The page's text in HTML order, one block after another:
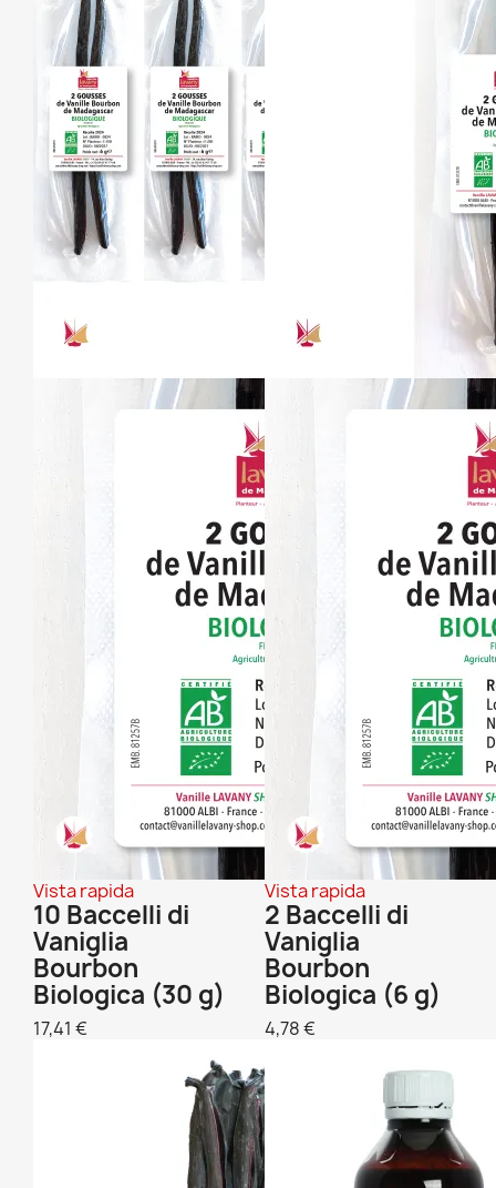
Vista rapida
10 Baccelli di
Vaniglia
Bourbon
Biologica (30 g)
17,41 €
Vista rapida
2 Baccelli di
Vaniglia
Bourbon
Biologica (6 g)
4,78 €